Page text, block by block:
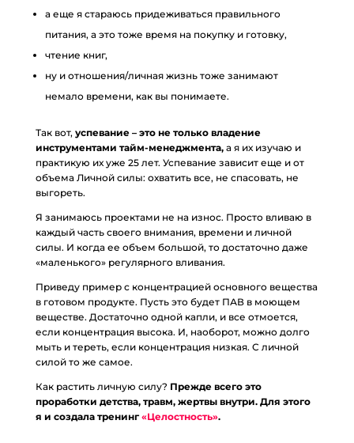
а еще я стараюсь придеживаться правильного
питания, а это тоже время на покупку и готовку,
чтение книг,
ну и отношения/личная жизнь тоже занимают
немало времени, как вы понимаете.
Так вот, успевание – это не только владение
инструментами тайм-менеджмента,а я их изучаю и
практикую их уже 25 лет. Успевание зависит еще и от
объема Личной силы: охватить все, не спасовать, не
выгореть.
Я занимаюсь проектами не на износ. Просто вливаю в
каждый часть своего внимания, времени и личной
силы. И когда ее объем большой, то достаточно даже
«маленького» регулярного вливания.
Приведу пример с концентрацией основного вещества
в готовом продукте. Пусть это будет ПАВ в моющем
веществе. Достаточно одной капли, и все отмоется,
если концентрация высока. И, наоборот, можно долго
мыть и тереть, если концентрация низкая. С личной
силой то же самое.
Как растить личную силу? Прежде всего это
проработки детства, травм, жертвы внутри. Для этого
я и создала тренинг «Целостность».